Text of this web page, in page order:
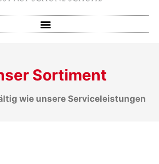
Sortiment
wie unsere Serviceleistungen